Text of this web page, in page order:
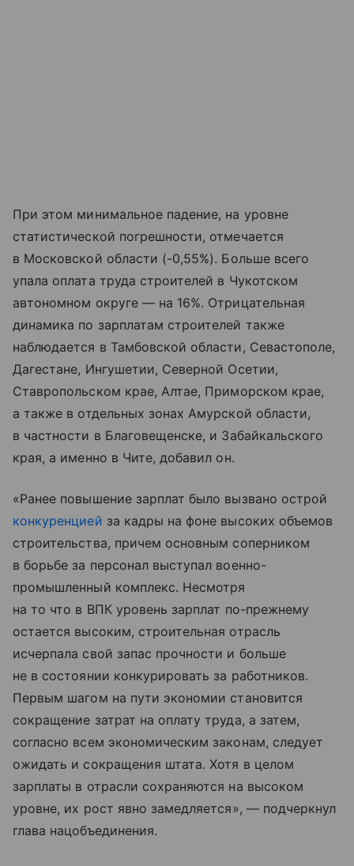
При этом минимальное падение, на уровне
статистической погрешности, отмечается
в Московской области (-0,55%). Больше всего
упала оплата труда строителей в Чукотском
автономном округе — на 16%. Отрицательная
динамика по зарплатам строителей также
наблюдается в Тамбовской области, Севастополе,
Дагестане, Ингушетии, Северной Осетии,
Ставропольском крае, Алтае, Приморском крае,
а также в отдельных зонах Амурской области,
в частности в Благовещенске, и Забайкальского
края, а именно в Чите, добавил он.
«Ранее повышение зарплат было вызвано острой
конкуренцией за кадры на фоне высоких объемов
строительства, причем основным соперником
в борьбе за персонал выступал военно-
промышленный комплекс. Несмотря
на то что в ВПК уровень зарплат по-прежнему
остается высоким, строительная отрасль
исчерпала свой запас прочности и больше
не в состоянии конкурировать за работников.
Первым шагом на пути экономии становится
сокращение затрат на оплату труда, а затем,
согласно всем экономическим законам, следует
ожидать и сокращения штата. Хотя в целом
зарплаты в отрасли сохраняются на высоком
уровне, их рост явно замедляется», — подчеркнул
глава нацобъединения.